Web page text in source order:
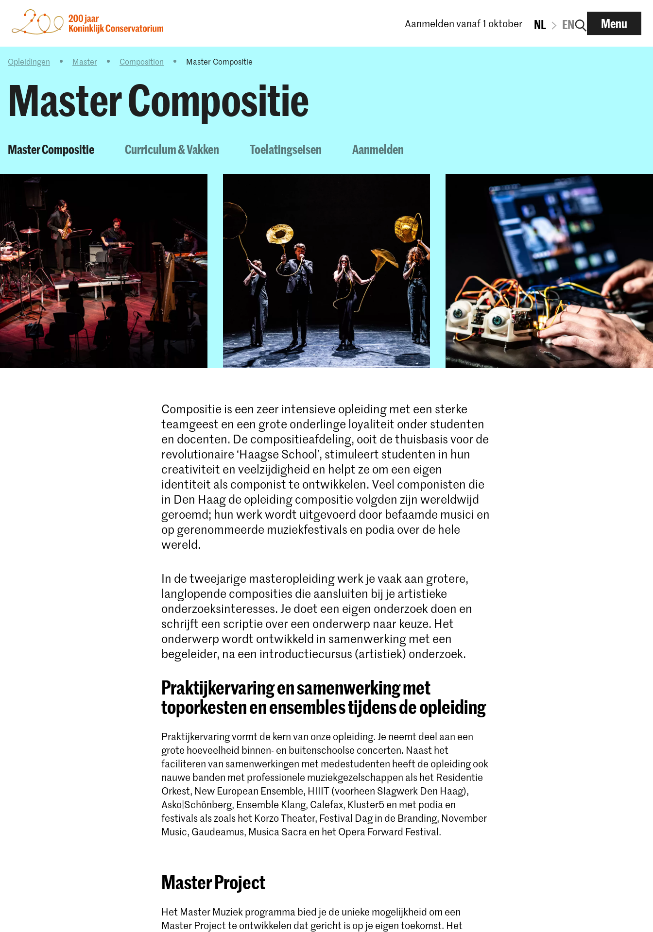
Aanmelden vanaf 1 oktober NL EN Menu
Opleidingen Master Composition Master Compositie
Master Compositie
Master Compositie Curriculum & Vakken Toelatingseisen Aanmelden
Compositie is een zeer intensieve opleiding met een sterke
teamgeest en een grote onderlinge loyaliteit onder studenten
en docenten. De compositieafdeling, ooit de thuisbasis voor de
revolutionaire ‘Haagse School’, stimuleert studenten in hun
creativiteit en veelzijdigheid en helpt ze om een eigen
identiteit als componist te ontwikkelen. Veel componisten die
in Den Haag de opleiding compositie volgden zijn wereldwijd
geroemd; hun werk wordt uitgevoerd door befaamde musici en
op gerenommeerde muziekfestivals en podia over de hele
wereld.
In de tweejarige masteropleiding werk je vaak aan grotere,
langlopende composities die aansluiten bij je artistieke
onderzoeksinteresses. Je doet een eigen onderzoek doen en
schrijft een scriptie over een onderwerp naar keuze. Het
onderwerp wordt ontwikkeld in samenwerking met een
begeleider, na een introductiecursus (artistiek) onderzoek.
Praktijkervaring en samenwerking met
toporkesten en ensembles tijdens de opleiding
Praktijkervaring vormt de kern van onze opleiding. Je neemt deel aan een
grote hoeveelheid binnen- en buitenschoolse concerten. Naast het
faciliteren van samenwerkingen met medestudenten heeft de opleiding ook
nauwe banden met professionele muziekgezelschappen als het Residentie
Orkest, New European Ensemble, HIIIT (voorheen Slagwerk Den Haag),
Asko|Schönberg, Ensemble Klang, Calefax, Kluster5 en met podia en
festivals als zoals het Korzo Theater, Festival Dag in de Branding, November
Music, Gaudeamus, Musica Sacra en het Opera Forward Festival.
Master Project
Het Master Muziek programma bied je de unieke mogelijkheid om een
Master Project te ontwikkelen dat gericht is op je eigen toekomst. Het